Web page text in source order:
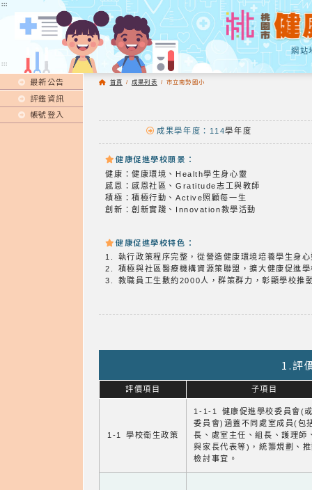
:::
網站
:::
最新公告
評鑑資訊
帳號登入
首頁 / 成果列表 / 市立南勢國小
成果學年度：114學年度
健康促進學校願景：
健康：健康環境、Health學生身心靈
感恩：感恩社區、Gratitude志工與教師
積極：積極行動、Active照顧每一生
創新：創新實踐、Innovation教學活動
健康促進學校特色：
1. 執行政策程序完整，從營造健康環境培養學生身
2. 積極與社區醫療機構資源策聯盟，擴大健康促進
3. 教職員工生數約2000人，群策群力，彰顯學校推
1.評
評價項目 子項目
1-1 學校衛生政策
1-1-1 健康促進學校委員會(
委員會)涵蓋不同處室成員(包
長、處室主任、組長、護理師
與家長代表等)，統籌規劃、
檢討事宜。
:::